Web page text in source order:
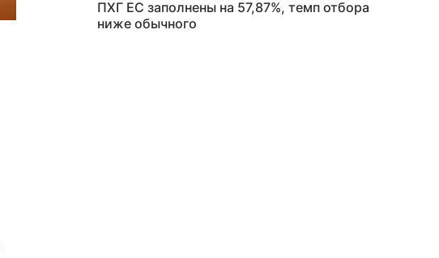
ПХГ ЕС заполнены на 57,87%, темп отбора
ниже обычного